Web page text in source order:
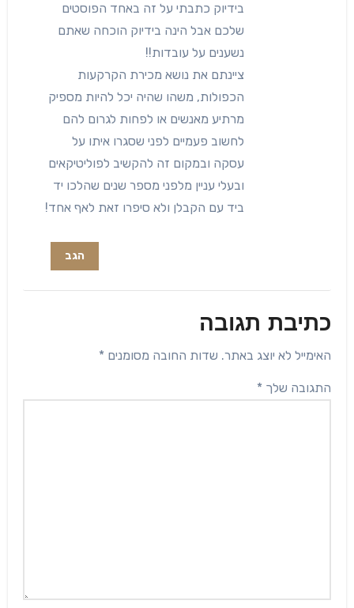
בידיוק כתבתי על זה באחד הפוסטים
שלכם אבל הינה בידיוק הוכחה שאתם
נשענים על עובדות!!
ציינתם את נושא מכירת הקרקעות
הכפולות, משהו שהיה יכל להיות מספיק
מרתיע מאנשים או לפחות לגרום להם
לחשוב פעמיים לפני שסגרו איתו על
עסקה ובמקום זה להקשיב לפוליטיקאים
ובעלי עניין מלפני מספר שנים שהלכו יד
ביד עם הקבלן ולא סיפרו זאת לאף אחד!
הגב
כתיבת תגובה
האימייל לא יוצג באתר. שדות החובה מסומנים *
התגובה שלך *